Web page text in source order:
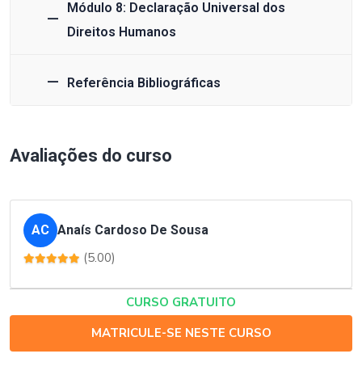
Módulo 8: Declaração Universal dos
Direitos Humanos
Referência Bibliográficas
Avaliações do curso
AC Anaís Cardoso De Sousa
(5.00)
CURSO GRATUITO
MATRICULE-SE NESTE CURSO